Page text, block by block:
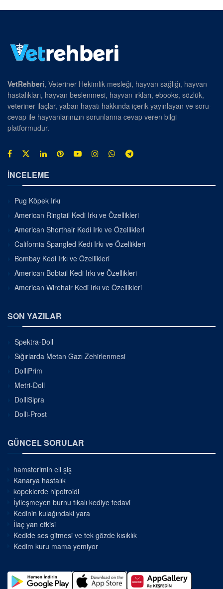
VetRehberi, Veteriner Hekimlik mesleği, hayvan sağlığı, hayvan
hastalıkları, hayvan beslenmesi, hayvan ırkları, ebooks, sözlük,
veteriner ilaçlar, yaban hayatı hakkında içerik yayınlayan ve soru-
cevap ile hayvanlarınızın sorunlarına cevap veren bilgi
platformudur.
İNCELEME
Pug Köpek Irkı
American Ringtail Kedi Irkı ve Özellikleri
American Shorthair Kedi Irkı ve Özellikleri
California Spangled Kedi Irkı ve Özellikleri
Bombay Kedi Irkı ve Özellikleri
American Bobtail Kedi Irkı ve Özellikleri
American Wirehair Kedi Irkı ve Özellikleri
SON YAZILAR
Spektra-Doll
Sığırlarda Metan Gazı Zehirlenmesi
DolliPrim
Metri-Doll
DolliSipra
Dolli-Prost
GÜNCEL SORULAR
hamsterimin eli şiş
Kanarya hastalık
kopeklerde hipotroidi
İyileşmeyen burnu tıkalı kediye tedavi
Kedinin kulağındaki yara
İlaç yan etkisi
Kedide ses gitmesi ve tek gözde kısıklık
Kedim kuru mama yemiyor